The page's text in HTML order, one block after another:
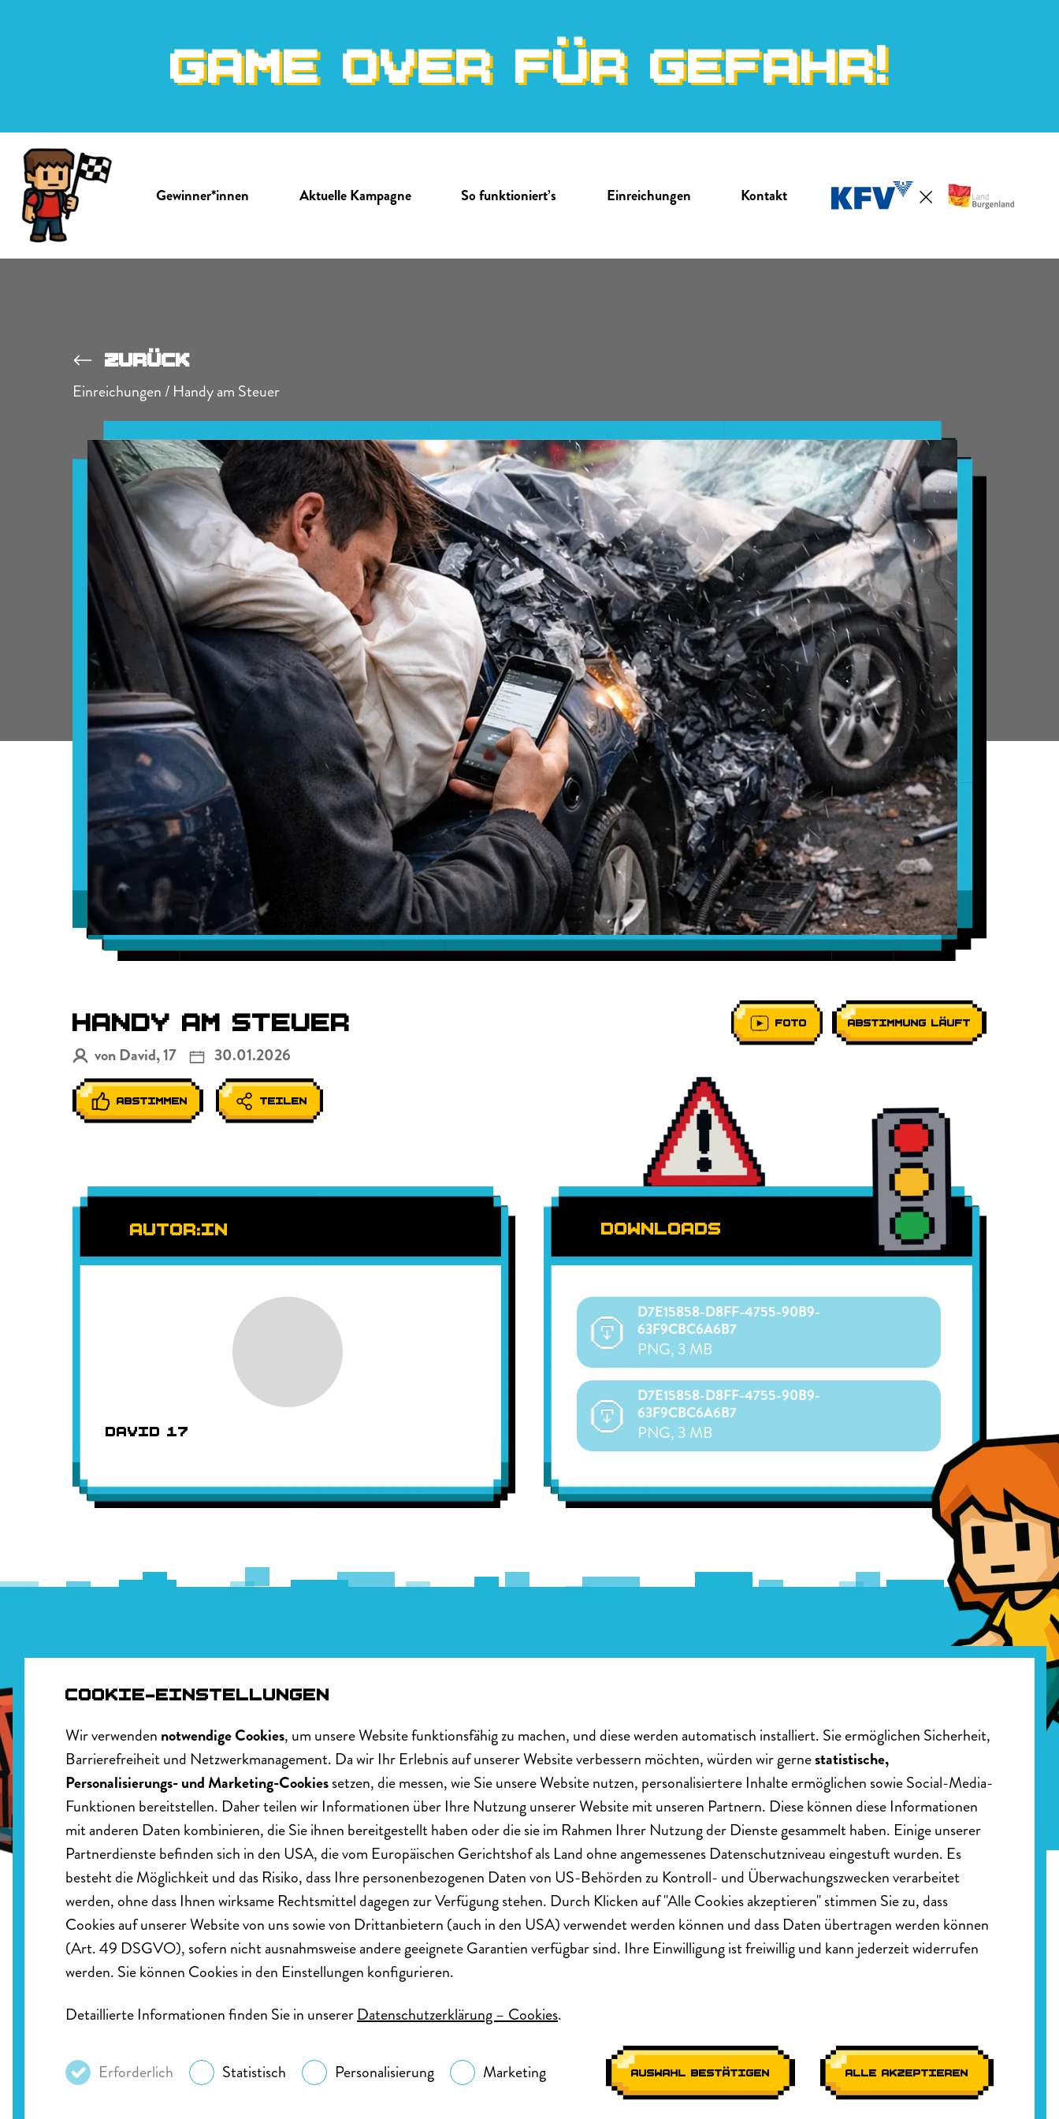
GAME OVER FÜR GEFAHR!
Gewinner*innen Aktuelle Kampagne So funktioniert’s Einreichungen Kontakt
ZURÜCK
Einreichungen / Handy am Steuer
HANDY AM STEUER FOTO ABSTIMMUNG LÄUFT
von David, 17 30.01.2026
ABSTIMMEN TEILEN
AUTOR:IN
Bild-Platzhalter
DAVID 17
DOWNLOADS
Herunterladen
D7E15858-D8FF-4755-90B9-
63F9CBC6A6B7
PNG, 3 MB
Herunterladen
D7E15858-D8FF-4755-90B9-
63F9CBC6A6B7
PNG, 3 MB
Handy am Steuer ist sehr gefährlich.
Zur Hauptnavigation
Entscheidungen auf der Straße zu treffen
durch kreative Kampagnen und
Impressum
Teilnahmebedingungen
verkehrssicherheit@kfv.at
+43 5 770 77 – 0
Schleiergasse 18, 1100 Wien
COOKIE-EINSTELLUNGEN
Wir verwenden notwendige Cookies, um unsere Website funktionsfähig zu machen, und diese werden automatisch installiert. Sie ermöglichen Sicherheit,
Barrierefreiheit und Netzwerkmanagement. Da wir Ihr Erlebnis auf unserer Website verbessern möchten, würden wir gernestatistische,
Personalisierungs- und Marketing-Cookiessetzen, die messen, wie Sie unsere Website nutzen, personalisiertere Inhalte ermöglichen sowie Social-Media-
Funktionen bereitstellen. Daher teilen wir Informationen über Ihre Nutzung unserer Website mit unseren Partnern. Diese können diese Informationen
mit anderen Daten kombinieren, die Sie ihnen bereitgestellt haben oder die sie im Rahmen Ihrer Nutzung der Dienste gesammelt haben. Einige unserer
Partnerdienste befinden sich in den USA, die vom Europäischen Gerichtshof als Land ohne angemessenes Datenschutzniveau eingestuft wurden. Es
besteht die Möglichkeit und das Risiko, dass Ihre personenbezogenen Daten von US-Behörden zu Kontroll- und Überwachungszwecken verarbeitet
werden, ohne dass Ihnen wirksame Rechtsmittel dagegen zur Verfügung stehen. Durch Klicken auf "Alle Cookies akzeptieren" stimmen Sie zu, dass
Cookies auf unserer Website von uns sowie von Drittanbietern (auch in den USA) verwendet werden können und dass Daten übertragen werden können
(Art. 49 DSGVO), sofern nicht ausnahmsweise andere geeignete Garantien verfügbar sind. Ihre Einwilligung ist freiwillig und kann jederzeit widerrufen
werden. Sie können Cookies in den Einstellungen konfigurieren.
Detaillierte Informationen finden Sie in unsererDatenschutzerklärung – Cookies.
Erforderlich Statistisch Personalisierung Marketing AUSWAHL BESTÄTIGEN ALLE AKZEPTIEREN